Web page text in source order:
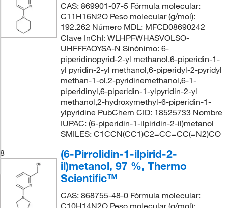
CAS: 869901-07-5 Fórmula molecular:
C11H16N2O Peso molecular (g/mol):
192.262 Número MDL: MFCD08690242
Clave InChI: WLHPFWHASVOLSO-
UHFFFAOYSA-N Sinónimo: 6-
piperidinopyrid-2-yl methanol,6-piperidin-1-
yl pyridin-2-yl methanol,6-piperidyl-2-pyridyl
methan-1-ol,2-pyridinemethanol,6-1-
piperidinyl,6-piperidin-1-ylpyridin-2-yl
methanol,2-hydroxymethyl-6-piperidin-1-
ylpyridine PubChem CID: 18525733 Nombre
IUPAC: (6-piperidin-1-ilpiridin-2-il)metanol
SMILES: C1CCN(CC1)C2=CC=CC(=N2)CO
8
(6-Pirrolidin-1-ilpirid-2-
il)metanol, 97 %, Thermo
Scientific™
CAS: 868755-48-0 Fórmula molecular:
C10H14N2O Peso molecular (g/mol):